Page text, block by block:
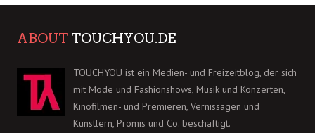
ABOUT TOUCHYOU.DE
TOUCHYOU ist ein Medien- und Freizeitblog, der sich
mit Mode und Fashionshows, Musik und Konzerten,
Kinofilmen- und Premieren, Vernissagen und
Künstlern, Promis und Co. beschäftigt.